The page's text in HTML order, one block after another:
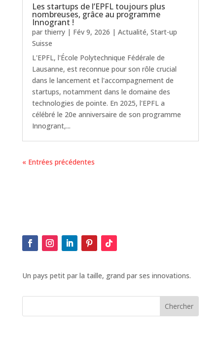
Les startups de l’EPFL toujours plus
nombreuses, grâce au programme
Innogrant !
par thierry| Fév 9, 2026 | Actualité, Start-up
Suisse
L'EPFL, l'École Polytechnique Fédérale de
Lausanne, est reconnue pour son rôle crucial
dans le lancement et l'accompagnement de
startups, notamment dans le domaine des
technologies de pointe. En 2025, l'EPFL a
célébré le 20e anniversaire de son programme
Innogrant,...
« Entrées précédentes
Un pays petit par la taille, grand par ses innovations.